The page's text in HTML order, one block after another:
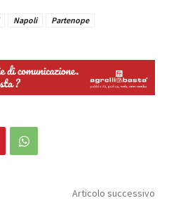
Napoli Partenope
Articolo successivo